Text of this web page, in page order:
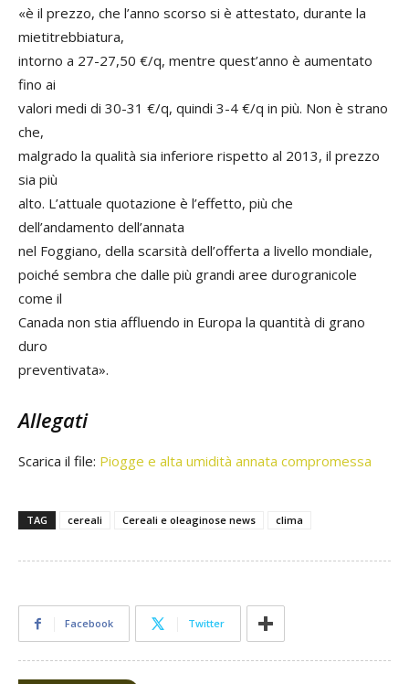
«è il prezzo, che l’anno scorso si è attestato, durante la
mietitrebbiatura,
intorno a 27-27,50 €/q, mentre quest’anno è aumentato
fino ai
valori medi di 30-31 €/q, quindi 3-4 €/q in più. Non è strano
che,
malgrado la qualità sia inferiore rispetto al 2013, il prezzo
sia più
alto. L’attuale quotazione è l’effetto, più che
dell’andamento dell’annata
nel Foggiano, della scarsità dell’offerta a livello mondiale,
poiché sembra che dalle più grandi aree durogranicole
come il
Canada non stia affluendo in Europa la quantità di grano
duro
preventivata».
Allegati
Scarica il file: Piogge e alta umidità annata compromessa
TAG cereali Cereali e oleaginose news clima
Facebook Twitter